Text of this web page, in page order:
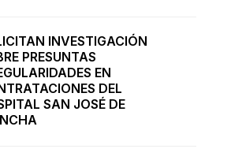
INVESTIGACIÓN
PRESUNTAS
EN
DEL
SAN JOSÉ DE